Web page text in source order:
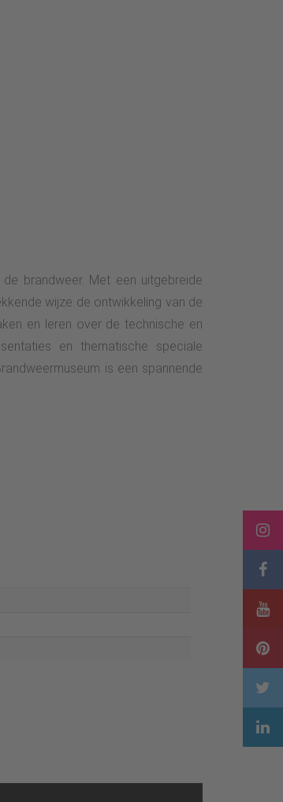
brandweer. Met een uitgebreide
wijze de ontwikkeling van de
en leren over de technische en
en thematische speciale
is een spannende